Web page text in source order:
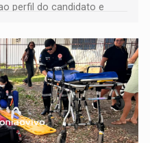
perfil do candidato e